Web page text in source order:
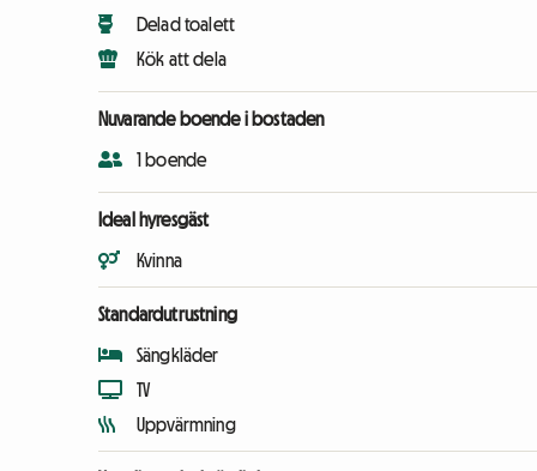
Delad toalett
Kök att dela
Nuvarande boende i bostaden
1 boende
Ideal hyresgäst
Kvinna
Standardutrustning
Sängkläder
TV
Uppvärmning